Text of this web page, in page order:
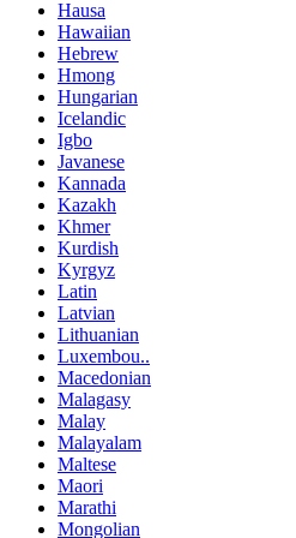
Hausa
Hawaiian
Hebrew
Hmong
Hungarian
Icelandic
Igbo
Javanese
Kannada
Kazakh
Khmer
Kurdish
Kyrgyz
Latin
Latvian
Lithuanian
Luxembou..
Macedonian
Malagasy
Malay
Malayalam
Maltese
Maori
Marathi
Mongolian